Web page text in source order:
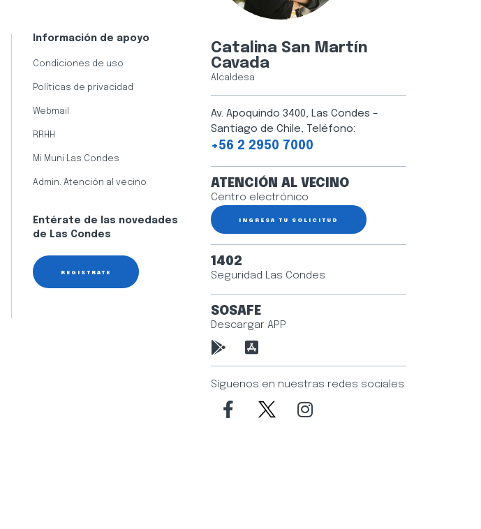
Información de apoyo
Condiciones de uso
Políticas de privacidad
Webmail
RRHH
Mi Muni Las Condes
Admin. Atención al vecino
Entérate de las novedades
de Las Condes
REGÍSTRATE
Catalina San Martín
Cavada
Alcaldesa
Av. Apoquindo 3400, Las Condes –
Santiago de Chile, Teléfono:
+56 2 2950 7000
ATENCIÓN AL VECINO
Centro electrónico
INGRESA TU SOLICITUD
1402
Seguridad Las Condes
SOSAFE
Descargar APP
Síguenos en nuestras redes sociales